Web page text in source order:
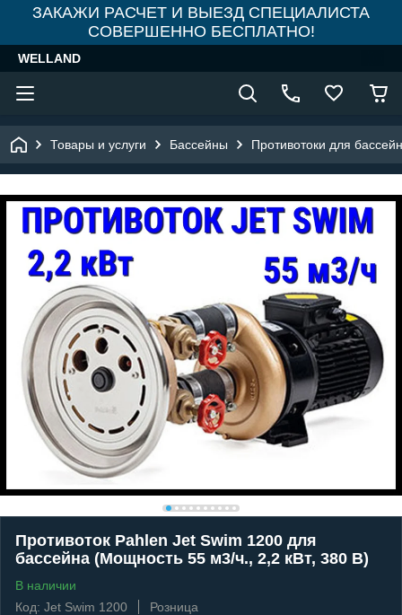
ЗАКАЖИ РАСЧЕТ И ВЫЕЗД СПЕЦИАЛИСТА
СОВЕРШЕННО БЕСПЛАТНО!
WELLAND
Товары и услуги Бассейны Противотоки для
Противоток Pahlen Jet Swim 1200 для
бассейна (Мощность 55 м3/ч., 2,2 кВт, 380 В)
В наличии
Код: Jet Swim 1200
Розница